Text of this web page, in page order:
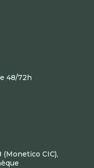
48/72h
CIC),